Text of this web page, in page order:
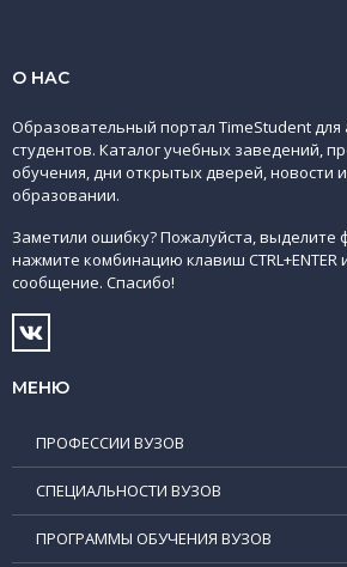
О НАС
Образовательный портал TimeStudent для
студентов. Каталог учебных заведений,
обучения, дни открытых дверей, новости
образовании.
Заметили ошибку? Пожалуйста, выделите
нажмите комбинацию клавиш CTRL+ENTER
сообщение. Спасибо!
МЕНЮ
ПРОФЕССИИ ВУЗОВ
СПЕЦИАЛЬНОСТИ ВУЗОВ
ПРОГРАММЫ ОБУЧЕНИЯ ВУЗОВ